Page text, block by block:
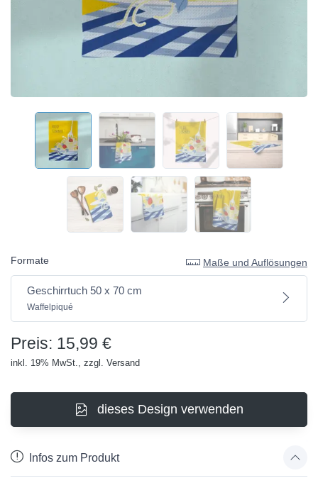
Formate Maße und Auflösungen
Geschirrtuch 50 x 70 cm
Waffelpiqué
Preis: 15,99 €
inkl. 19% MwSt., zzgl. Versand
dieses Design verwenden
Infos zum Produkt